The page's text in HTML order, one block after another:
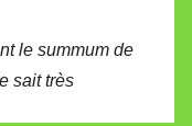
le summum de
sait très